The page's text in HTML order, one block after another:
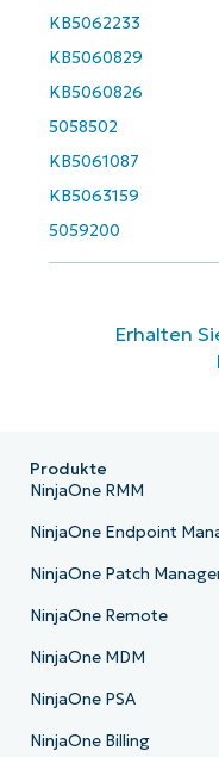
KB5062233
KB5060829
KB5060826
5058502
KB5061087
KB5063159
5059200
Erhalten
Company
Produkte
NinjaOne RMM
NinjaOne Endpoint
NinjaOne Patch
NinjaOne Remote
NinjaOne MDM
NinjaOne PSA
NinjaOne Billing